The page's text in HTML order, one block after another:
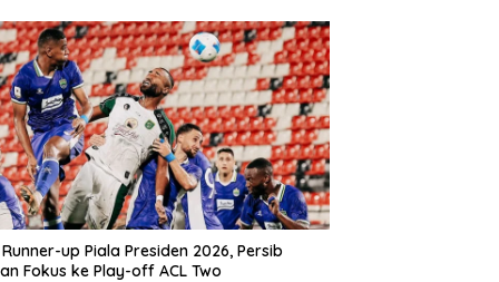
up Piala Presiden 2026, Persib
Fokus ke Play-off ACL Two